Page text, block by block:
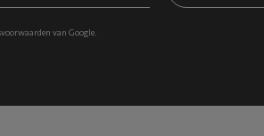
van Google.